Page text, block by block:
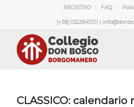
REGISTRO FAQ
[+39] 0322847211 |
CLASSICO: calendario